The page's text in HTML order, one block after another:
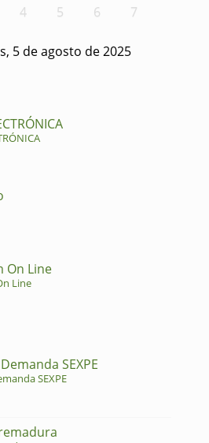
4 5 6 7
5 de agosto de 2025
On Line
Line
SEXPE
SEXPE